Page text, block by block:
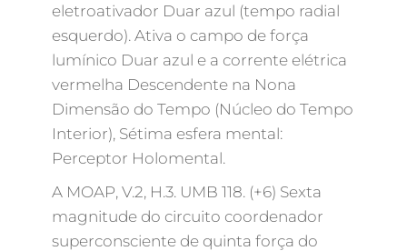
eletroativador Duar azul (tempo radial
esquerdo). Ativa o campo de força
lumínico Duar azul e a corrente elétrica
vermelha Descendente na Nona
Dimensão do Tempo (Núcleo do Tempo
Interior), Sétima esfera mental:
Perceptor Holomental.
A MOAP, V.2, H.3. UMB 118. (+6) Sexta
magnitude do circuito coordenador
superconsciente de quinta força do